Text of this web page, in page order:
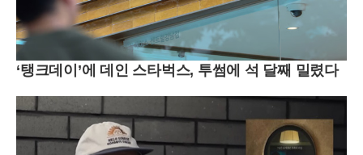
‘탱크데이’에 데인 스타벅스, 투썸에 석 달째 밀렸다